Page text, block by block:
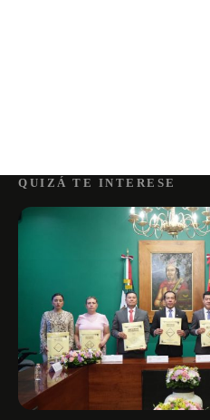
QUIZÁ TE INTERESE